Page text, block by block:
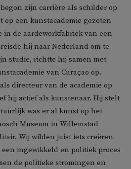
zijn carrière als schilder op
een kunstacademie gezeten
in de aardewerkfabriek van een
hij naar Nederland om te
studie, richtte hij samen met
van Curaçao op.
directeur van de academie op
hij actief als kunstenaar. Hij stelt
was er al kunst op het
Museum in Willemstad
Wij wilden juist iets creëren
ingewikkeld en politiek proces
de politieke stromingen en